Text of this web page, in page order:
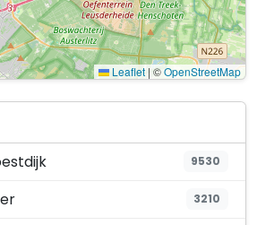
Leaflet | ©OpenStreetMap
9530
3210